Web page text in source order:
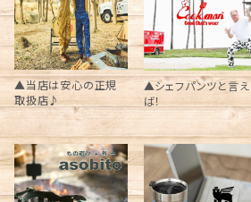
▲当店は安心の正規
取扱店♪
▲シェフパンツと言え
ば！